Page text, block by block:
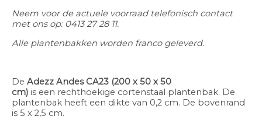
Neem voor de actuele voorraad telefonisch contact
met ons op: 0413 27 28 11.
Alle plantenbakken worden franco geleverd.
De Adezz Andes CA23 (200 x 50 x 50
cm) is een rechthoekige cortenstaal plantenbak. De
plantenbak heeft een dikte van 0,2 cm. De bovenrand
is 5 x 2,5 cm.